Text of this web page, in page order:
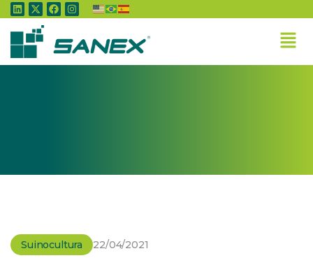
Home » Suinocultura
Pontos críticos do manejo nutricional na suinocultura
Suinocultura 22/04/2021